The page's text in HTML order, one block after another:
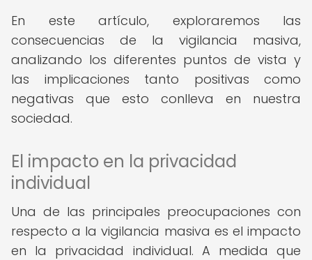
En este artículo, exploraremos las
consecuencias de la vigilancia masiva,
analizando los diferentes puntos de vista y
las implicaciones tanto positivas como
negativas que esto conlleva en nuestra
sociedad.
El impacto en la privacidad
individual
Una de las principales preocupaciones con
respecto a la vigilancia masiva es el impacto
en la privacidad individual. A medida que